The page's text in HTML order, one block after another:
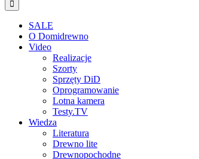
SALE
O Domidrewno
Video
Realizacje
Szorty
Sprzęty DiD
Oprogramowanie
Lotna kamera
Testy.TV
Wiedza
Literatura
Drewno lite
Drewnopochodne